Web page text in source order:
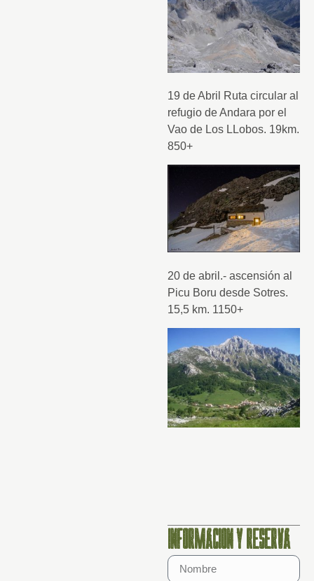
19 de Abril Ruta circular al
refugio de Andara por el
Vao de Los LLobos. 19km.
850+
20 de abril.- ascensión al
Picu Boru desde Sotres.
15,5 km. 1150+
INFORMACIÓN Y RESERVA